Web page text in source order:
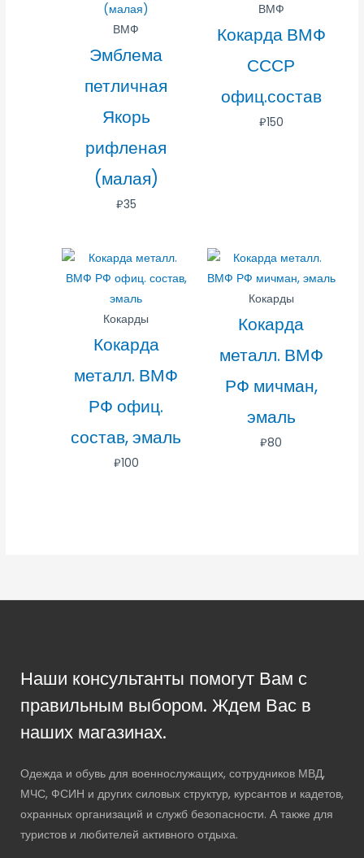
ВМФ
Эмблема
петличная
Якорь
рифленая
(малая)
₽35
ВМФ
Кокарда ВМФ
СССР
офиц.состав
₽150
Кокарды
Кокарда
металл. ВМФ
РФ офиц.
состав, эмаль
₽100
Кокарды
Кокарда
металл. ВМФ
РФ мичман,
эмаль
₽80
Наши консультанты помогут Вам с
правильным выбором. Ждем Вас в
наших магазинах.
Одежда и обувь для военнослужащих, сотрудников МВД,
МЧС, ФСИН и других силовых структур, курсантов и кадетов,
охранных организаций и служб безопасности. А также для
туристов и любителей активного отдыха.